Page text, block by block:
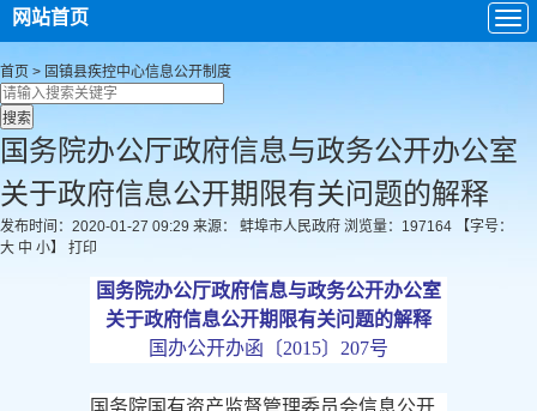
导
航
网站首页
首页 > 固镇县疾控中心信息公开制度
国务院办公厅政府信息与政务公开办公室
关于政府信息公开期限有关问题的解释
发布时间：2020-01-27 09:29 来源： 蚌埠市人民政府 浏览量： 197164
【字号：
大 中 小】 打印
国务院办公厅政府信息与政务公开办公室
关于政府信息公开期限有关问题的解释
国办公开办函〔2015〕207号